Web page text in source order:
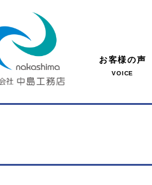
お客様の声
VOICE